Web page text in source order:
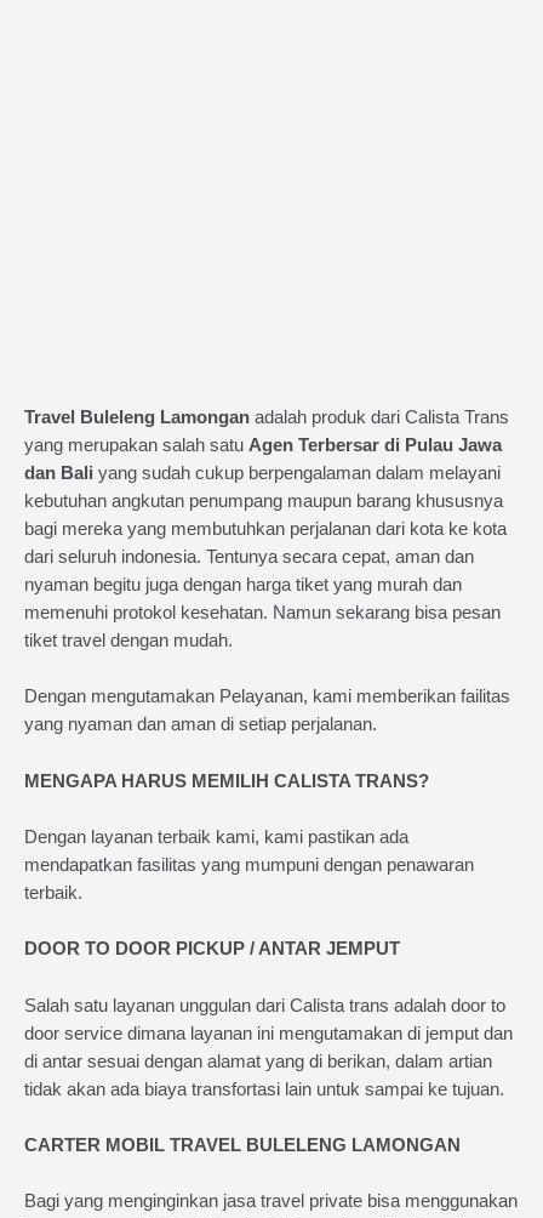
Travel Buleleng Lamongan adalah produk dari Calista Trans
yang merupakan salah satu Agen Terbersar di Pulau Jawa
dan Bali yang sudah cukup berpengalaman dalam melayani
kebutuhan angkutan penumpang maupun barang khususnya
bagi mereka yang membutuhkan perjalanan dari kota ke kota
dari seluruh indonesia. Tentunya secara cepat, aman dan
nyaman begitu juga dengan harga tiket yang murah dan
memenuhi protokol kesehatan. Namun sekarang bisa pesan
tiket travel dengan mudah.
Dengan mengutamakan Pelayanan, kami memberikan failitas
yang nyaman dan aman di setiap perjalanan.
MENGAPA HARUS MEMILIH CALISTA TRANS?
Dengan layanan terbaik kami, kami pastikan ada
mendapatkan fasilitas yang mumpuni dengan penawaran
terbaik.
DOOR TO DOOR PICKUP / ANTAR JEMPUT
Salah satu layanan unggulan dari Calista trans adalah door to
door service dimana layanan ini mengutamakan di jemput dan
di antar sesuai dengan alamat yang di berikan, dalam artian
tidak akan ada biaya transfortasi lain untuk sampai ke tujuan.
CARTER MOBIL TRAVEL BULELENG LAMONGAN
Bagi yang menginginkan jasa travel private bisa menggunakan